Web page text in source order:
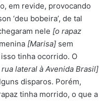
em revide, provocando
‘deu bobeira’, de tal
nele [o rapaz
[Marisa] sem
tinha ocorrido. O
rua lateral à Avenida Brasil]
disparos. Porém,
tinha morrido, o que a